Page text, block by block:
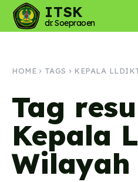
ITSK
dr. Soepraoen
HOME TAGS KEPALA
Tag
Kepala